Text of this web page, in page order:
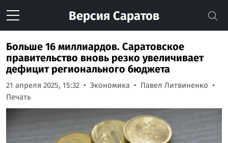
Версия Саратов
Больше 16 миллиардов. Саратовское
правительство вновь резко увеличивает
дефицит регионального бюджета
21 апреля 2025, 15:32 Экономика
Павел Литвиненко
Печать